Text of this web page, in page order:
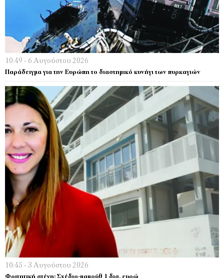
10:49 - 6 Αυγούστου 2026
Παράδειγμα για την Ευρώπη το διαστημικό κυνήγι των πυρκαγιών
10:45 - 3 Αυγούστου 2026
Φοιτητική στέγη: Σχέδιο-μαμούθ 1 δισ. ευρώ